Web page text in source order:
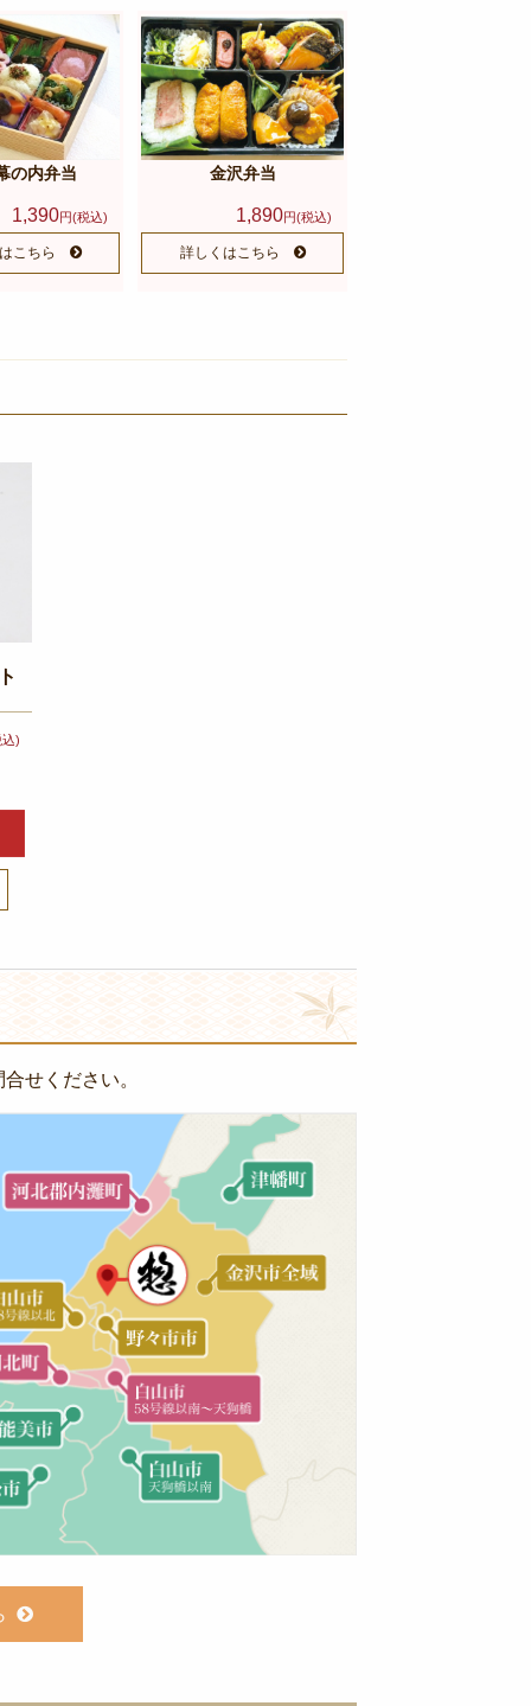
の内弁当
1,390円(税込)
こちら
金沢弁当
1,890円(税込)
詳しくはこちら
)
せください。